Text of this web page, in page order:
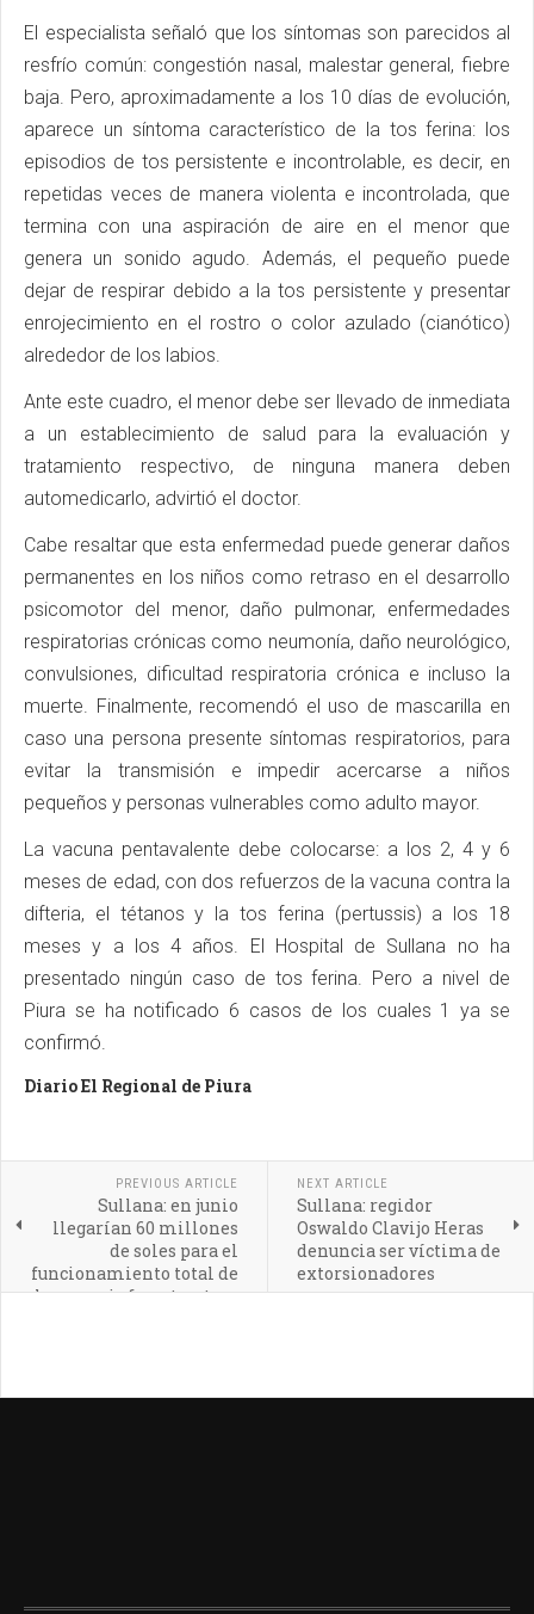
El especialista señaló que los síntomas son parecidos al
resfrío común: congestión nasal, malestar general, fiebre
baja. Pero, aproximadamente a los 10 días de evolución,
aparece un síntoma característico de la tos ferina: los
episodios de tos persistente e incontrolable, es decir, en
repetidas veces de manera violenta e incontrolada, que
termina con una aspiración de aire en el menor que
genera un sonido agudo. Además, el pequeño puede
dejar de respirar debido a la tos persistente y presentar
enrojecimiento en el rostro o color azulado (cianótico)
alrededor de los labios.
Ante este cuadro, el menor debe ser llevado de inmediata
a un establecimiento de salud para la evaluación y
tratamiento respectivo, de ninguna manera deben
automedicarlo, advirtió el doctor.
Cabe resaltar que esta enfermedad puede generar daños
permanentes en los niños como retraso en el desarrollo
psicomotor del menor, daño pulmonar, enfermedades
respiratorias crónicas como neumonía, daño neurológico,
convulsiones, dificultad respiratoria crónica e incluso la
muerte. Finalmente, recomendó el uso de mascarilla en
caso una persona presente síntomas respiratorios, para
evitar la transmisión e impedir acercarse a niños
pequeños y personas vulnerables como adulto mayor.
La vacuna pentavalente debe colocarse: a los 2, 4 y 6
meses de edad, con dos refuerzos de la vacuna contra la
difteria, el tétanos y la tos ferina (pertussis) a los 18
meses y a los 4 años. El Hospital de Sullana no ha
presentado ningún caso de tos ferina. Pero a nivel de
Piura se ha notificado 6 casos de los cuales 1 ya se
confirmó.
Diario El Regional de Piura
PREVIOUS ARTICLE
Sullana: en junio
llegarían 60 millones
de soles para el
funcionamiento total de
la nueva infraestructura
NEXT ARTICLE
Sullana: regidor
Oswaldo Clavijo Heras
denuncia ser víctima de
extorsionadores